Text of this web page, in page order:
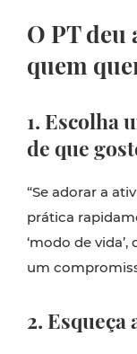
O PT deu
quem
1. Escolha
de que
“Se adorar a
prática
‘modo de
um
2. Esqueça